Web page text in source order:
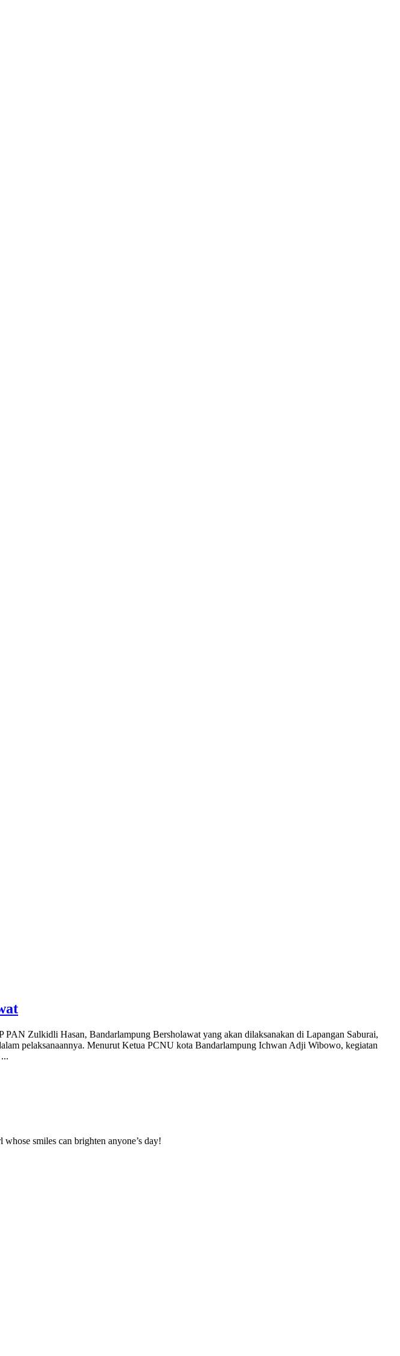
Zulkidli Hasan, Bandarlampung Bersholawat yang akan dilaksanakan di Lapangan Saburai,
pelaksanaannya. Menurut Ketua PCNU kota Bandarlampung Ichwan Adji Wibowo, kegiatan
...
smiles can brighten anyone’s day!